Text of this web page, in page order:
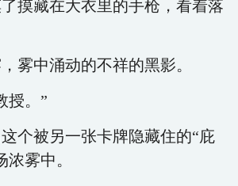
摸藏在大衣里的手枪，看着落
雾中涌动的不祥的黑影。
授。”
个被另一张卡牌隐藏住的“庇
雾中。